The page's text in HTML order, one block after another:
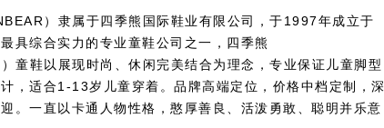
）隶属于四季熊国际鞋业有限公司，于1997年成立于
具综合实力的专业童鞋公司之一，四季熊
）童鞋以展现时尚、休闲完美结合为理念，专业保证儿童脚型
，适合1-13岁儿童穿着。品牌高端定位，价格中档定制，深
。一直以卡通人物性格，憨厚善良、活泼勇敢、聪明并乐意